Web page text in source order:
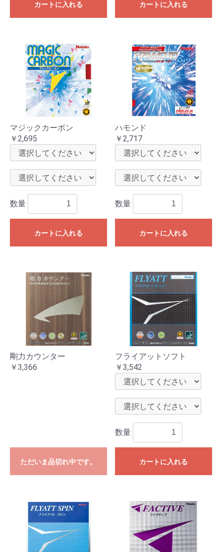
カートに入れる カートに入れる
マジックカーボン
￥2,695
数量
カートに入れる
ハモンド
￥2,717
数量
カートに入れる
剛力カウンター
￥3,366
ただいま品切れ中です。
フライアットソフト
￥3,542
数量
カートに入れる